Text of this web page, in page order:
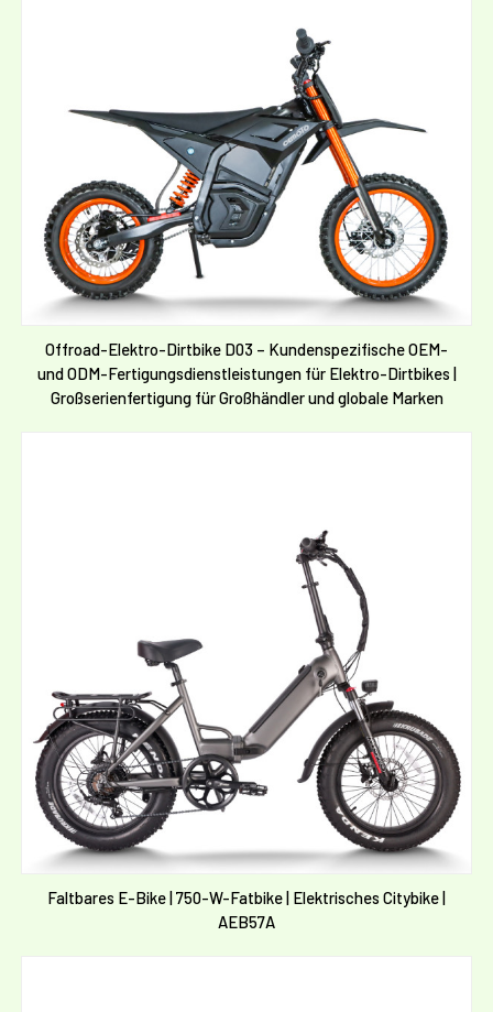
Offroad-Elektro-Dirtbike D03 – Kundenspezifische OEM-
und ODM-Fertigungsdienstleistungen für Elektro-Dirtbikes |
Großserienfertigung für Großhändler und globale Marken
Faltbares E-Bike | 750-W-Fatbike | Elektrisches Citybike |
AEB57A